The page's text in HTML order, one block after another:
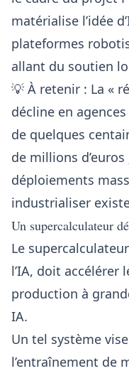
matérialise l’idée
plateformes
allant du soutien
💡 À retenir : La «
décline en
de quelques
de millions
déploiements
industrialiser
Un supercalculateur
Le
l’IA, doit accélérer
production à
IA.
Un tel système
l’entraînement de